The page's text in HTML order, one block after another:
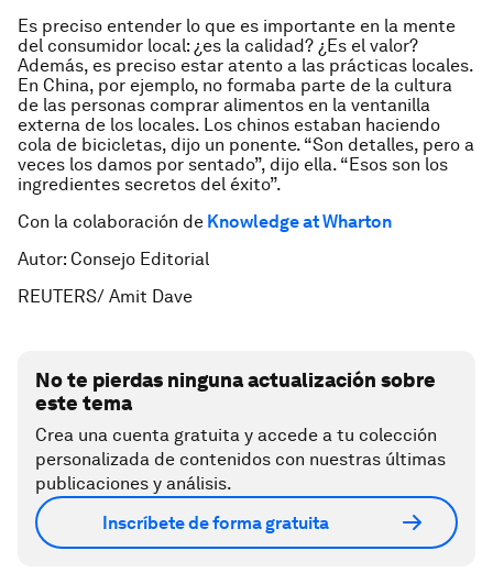
Es preciso entender lo que es importante en la mente
del consumidor local: ¿es la calidad? ¿Es el valor?
Además, es preciso estar atento a las prácticas locales.
En China, por ejemplo, no formaba parte de la cultura
de las personas comprar alimentos en la ventanilla
externa de los locales. Los chinos estaban haciendo
cola de bicicletas, dijo un ponente. “Son detalles, pero a
veces los damos por sentado”, dijo ella. “Esos son los
ingredientes secretos del éxito”.
Con la colaboración de Knowledge at Wharton
Autor: Consejo Editorial
REUTERS/ Amit Dave
No te pierdas ninguna actualización sobre
este tema
Crea una cuenta gratuita y accede a tu colección
personalizada de contenidos con nuestras últimas
publicaciones y análisis.
Inscríbete de forma gratuita